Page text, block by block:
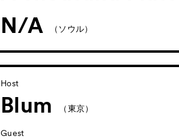
Associated Programs
N/A （ソウル）
Host
Blum （東京）
Guest